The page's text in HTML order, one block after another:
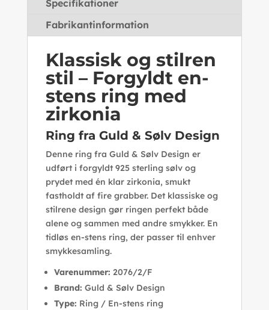
Specifikationer
Fabrikantinformation
Klassisk og stilren
stil – Forgyldt en-
stens ring med
zirkonia
Ring fra Guld & Sølv Design
Denne ring fra Guld & Sølv Design er
udført i forgyldt 925 sterling sølv og
prydet med én klar zirkonia, smukt
fastholdt af fire grabber. Det klassiske og
stilrene design gør ringen perfekt både
alene og sammen med andre smykker. En
tidløs en-stens ring, der passer til enhver
smykkesamling.
Varenummer: 2076/2/F
Brand: Guld & Sølv Design
Type: Ring / En-stens ring